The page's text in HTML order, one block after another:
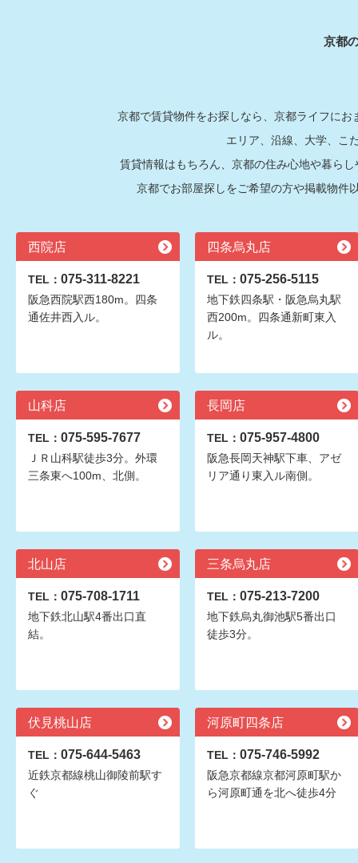
京都
京都で賃貸物件をお探しなら、京都ライフに
エリア、沿線、大学、こ
賃貸情報はもちろん、京都の住み心地や暮ら
京都でお部屋探しをご希望の方や掲載物件
西院店
TEL： 075-311-8221
阪急西院駅西180m。四条
通佐井西入ル。
四条烏丸店
TEL： 075-256-5115
地下鉄四条駅・阪急烏丸駅
西200m。四条通新町東入
ル。
山科店
TEL： 075-595-7677
ＪＲ山科駅徒歩3分。外環
三条東へ100m、北側。
長岡店
TEL： 075-957-4800
阪急長岡天神駅下車、アゼ
リア通り東入ル南側。
北山店
TEL： 075-708-1711
地下鉄北山駅4番出口直
結。
三条烏丸店
TEL： 075-213-7200
地下鉄烏丸御池駅5番出口
徒歩3分。
伏見桃山店
TEL： 075-644-5463
近鉄京都線桃山御陵前駅す
ぐ
河原町四条店
TEL： 075-746-5992
阪急京都線京都河原町駅か
ら河原町通を北へ徒歩4分